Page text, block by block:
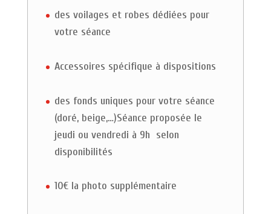
des voilages et robes dédiées pour
votre séance
Accessoires spécifique à dispositions
des fonds uniques pour votre séance
(doré, beige,…)Séance proposée le
jeudi ou vendredi à 9h selon
disponibilités
10€ la photo supplémentaire